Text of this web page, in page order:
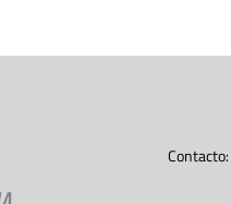
Contacto: